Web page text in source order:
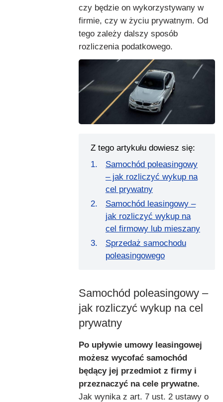
czy będzie on wykorzystywany w
firmie, czy w życiu prywatnym. Od
tego zależy dalszy sposób
rozliczenia podatkowego.
Z tego artykułu dowiesz się:
Samochód poleasingowy
– jak rozliczyć wykup na
cel prywatny
Samochód leasingowy –
jak rozliczyć wykup na
cel firmowy lub mieszany
Sprzedaż samochodu
poleasingowego
Samochód poleasingowy –
jak rozliczyć wykup na cel
prywatny
Po upływie umowy leasingowej
możesz wycofać samochód
będący jej przedmiot z firmy i
przeznaczyć na cele prywatne.
Jak wynika z art. 7 ust. 2 ustawy o